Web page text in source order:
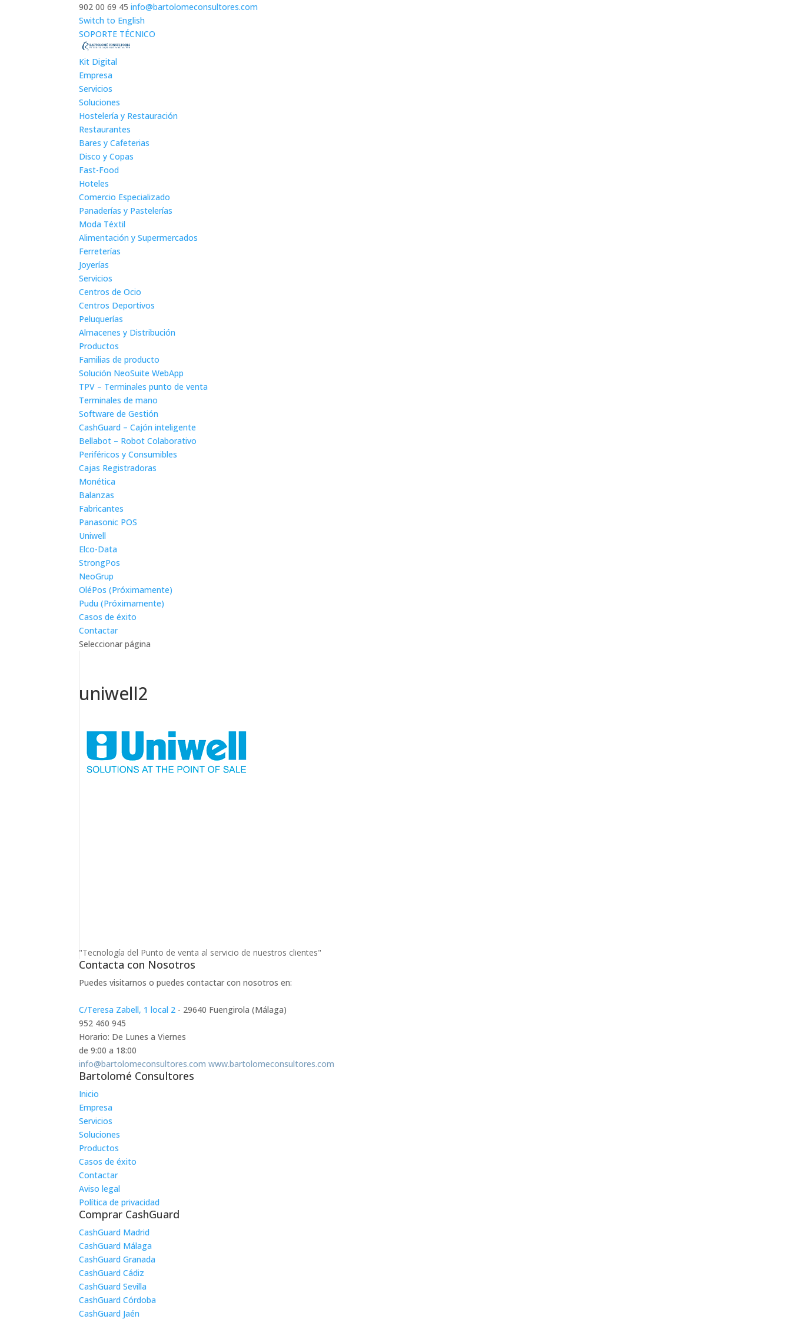
902 00 69 45 info@bartolomeconsultores.com
Switch to English
SOPORTE TÉCNICO
Kit Digital
Empresa
Servicios
Soluciones
Hostelería y Restauración
Restaurantes
Bares y Cafeterias
Disco y Copas
Fast-Food
Hoteles
Comercio Especializado
Panaderías y Pastelerías
Moda Téxtil
Alimentación y Supermercados
Ferreterías
Joyerías
Servicios
Centros de Ocio
Centros Deportivos
Peluquerías
Almacenes y Distribución
Productos
Familias de producto
Solución NeoSuite WebApp
TPV – Terminales punto de venta
Terminales de mano
Software de Gestión
CashGuard – Cajón inteligente
Bellabot – Robot Colaborativo
Periféricos y Consumibles
Cajas Registradoras
Monética
Balanzas
Fabricantes
Panasonic POS
Uniwell
Elco-Data
StrongPos
NeoGrup
OléPos (Próximamente)
Pudu (Próximamente)
Casos de éxito
Contactar
Seleccionar página
uniwell2
"Tecnología del Punto de venta al servicio de nuestros clientes"
Contacta con Nosotros
Puedes visitarnos o puedes contactar con nosotros en:
C/Teresa Zabell, 1 local 2 - 29640 Fuengirola (Málaga)
952 460 945
Horario: De Lunes a Viernes
de 9:00 a 18:00
info@bartolomeconsultores.com www.bartolomeconsultores.com
Bartolomé Consultores
Inicio
Empresa
Servicios
Soluciones
Productos
Casos de éxito
Contactar
Aviso legal
Política de privacidad
Comprar CashGuard
CashGuard Madrid
CashGuard Málaga
CashGuard Granada
CashGuard Cádiz
CashGuard Sevilla
CashGuard Córdoba
CashGuard Jaén